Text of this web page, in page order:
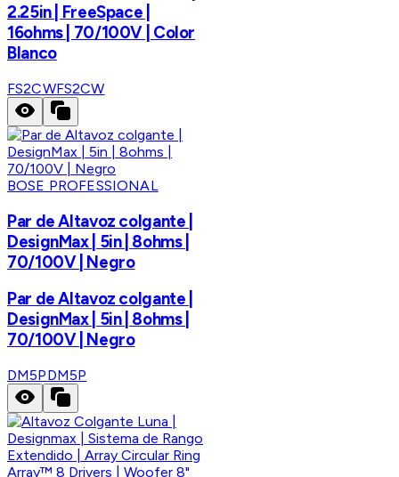
2.25in | FreeSpace |
16ohms | 70/100V | Color
Blanco
FS2CWFS2CW
BOSE PROFESSIONAL
Par de Altavoz colgante |
DesignMax | 5in | 8ohms |
70/100V | Negro
Par de Altavoz colgante |
DesignMax | 5in | 8ohms |
70/100V | Negro
DM5PDM5P